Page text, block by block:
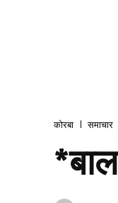
कोरबा समाचार